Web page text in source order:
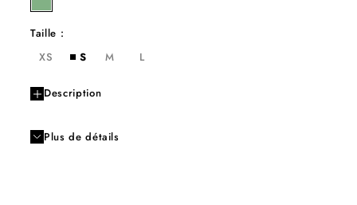
amande
Taille :
XS
S M L
Description
Plus de détails